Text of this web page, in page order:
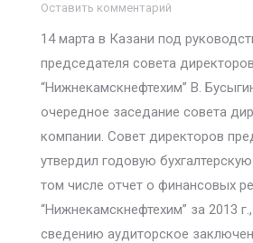
Оставить комментарий
14 марта в Казани под
председателя совета
“Нижнекамскнефтехим” В.
очередное заседание совета
компании. Совет директоров
утвердил годовую
том числе отчет о финансовых
“Нижнекамскнефтехим” за 2013
сведению аудиторское